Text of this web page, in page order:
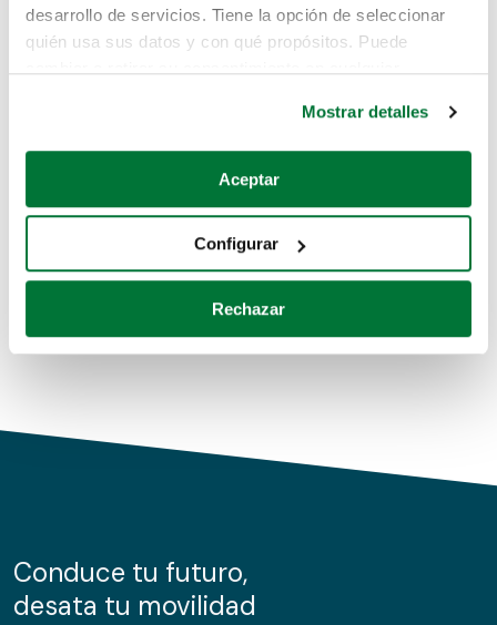
desarrollo de servicios. Tiene la opción de seleccionar
quién usa sus datos y con qué propósitos. Puede
Si lo permite, también quisiéramos:
Recopilar información sobre su ubicación geográfica
Identificar su dispositivo analizándolo activamente
para buscar características específicas (huellas
Obtenga más información sobre cómo se procesan sus
de cookies.
información sobre el uso que haga del sitio web con
nuestros partners de redes sociales, publicidad y análisis
Mostrar detalles
Aceptar
Configurar
Rechazar
Pero puedes encontrar el coche que estás
buscando en alguno de estos enlaces:
Coches de segunda mano
Coches de km0
Conduce tu futuro,
desata tu movilidad